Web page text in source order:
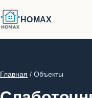
HOMAX
Главная / Объекты